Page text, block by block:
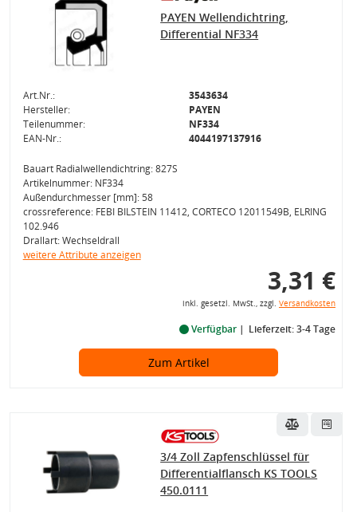
PAYEN Wellendichtring,
Differential NF334
Art.Nr.:
3543634
Hersteller:
PAYEN
Teilenummer:
NF334
EAN-Nr.:
4044197137916
Bauart Radialwellendichtring: 827S
Artikelnummer: NF334
Außendurchmesser [mm]: 58
crossreference: FEBI BILSTEIN 11412, CORTECO 12011549B, ELRING
102.946
Drallart: Wechseldrall
weitere Attribute anzeigen
3,31 €
inkl. gesetzl. MwSt., zzgl. Versandkosten
Verfügbar Lieferzeit: 3-4 Tage
Zum Artikel
3/4 Zoll Zapfenschlüssel für
Differentialflansch KS TOOLS
450.0111